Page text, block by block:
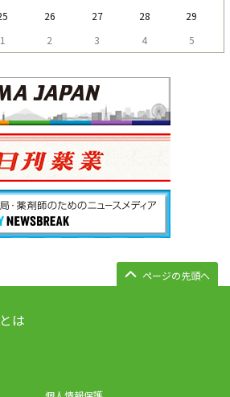
26 27 28
29
1 2 3 4 5
ページの先頭へ
は